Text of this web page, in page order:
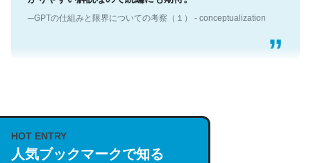
説してる記事が少ないので貴重な良記事。/続編来た
https://isobe324649.hatenablog.com/entry/2023/03/27
/064121
HOT ENTRY
人気ブックマークで知る